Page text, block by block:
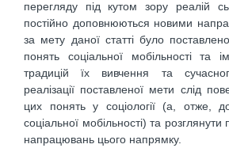
перегляду під кутом зору реалій
постійно доповнюються новими
за мету даної статті було
понять соціальної мобільності та
традицій їх вивчення та
реалізації поставленої мети слід
цих понять у соціології (а, отже, до
соціальної мобільності) та
напрацювань цього напрямку.